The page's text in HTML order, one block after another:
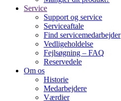
Service
Support og service
Serviceaftale
Find servicemedarbejder
Vedligeholdelse
Fejlsøgning – FAQ
Reservedele
Om os
Historie
Medarbejdere
Værdier